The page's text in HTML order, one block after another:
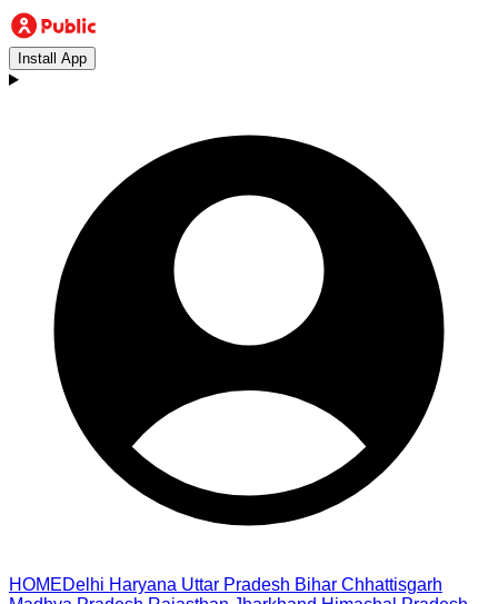
Install App
HOMEDelhi Haryana Uttar Pradesh Bihar Chhattisgarh